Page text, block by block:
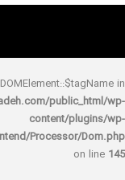
property:
decokadeh.com/
Frontend/